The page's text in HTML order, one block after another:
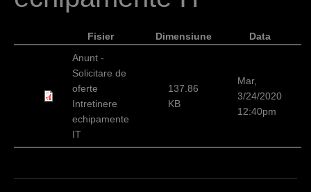
a
Fisier Dimensiune
Data
Anunt -
Solicitare de
oferte
Intretinere
echipamente
IT
137.86
KB
Mar,
3/24/2020
12:40pm